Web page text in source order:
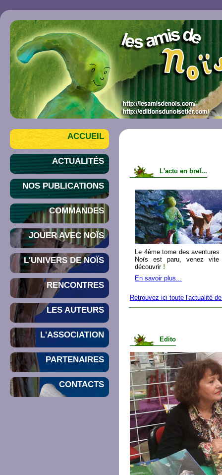
ACCUEIL
ACTUALITÉS
NOS PUBLICATIONS
COMMANDES
JOUER AVEC NOÏS
L'UNIVERS DE NOÏS
RENCONTRES
LES AUTEURS
L'ASSOCIATION
PARTENAIRES
CONTACTS
L'actu en bref...
Le 4ème tome des aventures
Noïs est paru, venez vite
découvrir!
En savoir plus...
Retrouvez ici toute l'actualité
Edito